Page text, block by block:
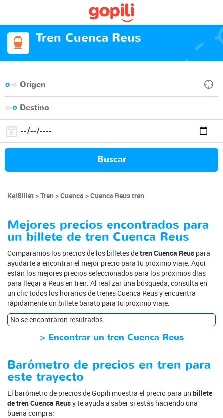
Tren Cuenca Reus
Buscar
KelBillet Tren Cuenca Cuenca Reus tren
Mejores precios encontrados para
un billete de tren Cuenca Reus
Comparamos los precios de los billetes detren Cuenca Reus para
ayudarte a encontrar el mejor precio para tu próximo viaje. Aquí
están los mejores precios seleccionados para los próximos días
para llegar a Reus en tren. Al realizar una búsqueda, consulta en
un clic todos los horarios de trenes Cuenca Reus y encuentra
rápidamente un billete barato para tu próximo viaje.
No se encontraron resultados
> Encontrar un tren Cuenca Reus
Barómetro de precios en tren para
este trayecto
El barómetro de precios de Gopili muestra el precio para un billete
de tren Cuenca Reusy te ayuda a saber si estás haciendo una
buena compra: